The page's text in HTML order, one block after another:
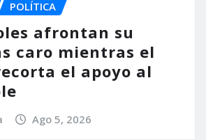
POLÍTICA
afrontan su
caro mientras el
el apoyo al
Ago 5, 2026